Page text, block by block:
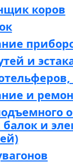
коров
и
и
и